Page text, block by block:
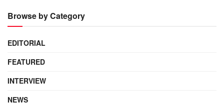
Browse by Category
EDITORIAL
FEATURED
INTERVIEW
NEWS